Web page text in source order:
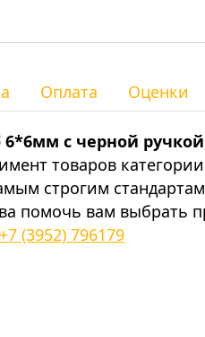
Оплата Оценки
6*6мм с черной
товаров категории
строгим
помочь вам выбрать
+7 (3952) 796179